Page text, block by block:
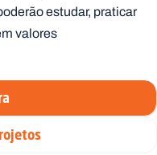
estudar, praticar
valores